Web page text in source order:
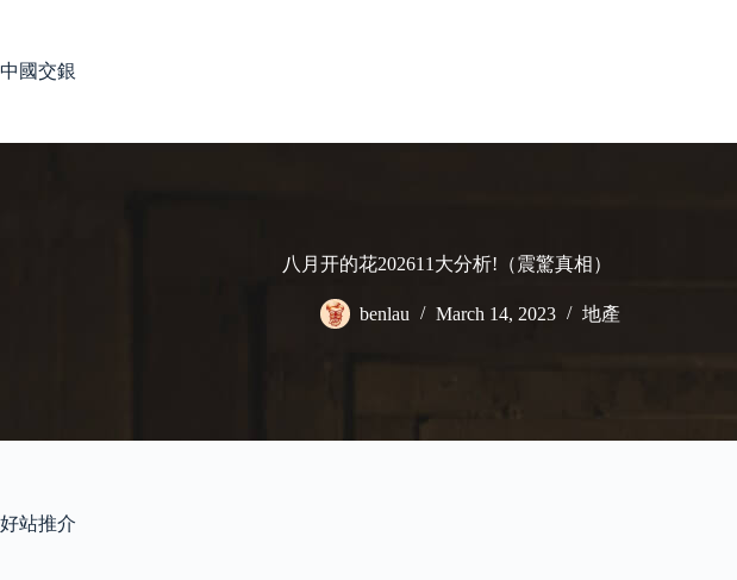
中國交銀
八月开的花202611大分析!（震驚真相）
benlau March 14, 2023 地產
好站推介